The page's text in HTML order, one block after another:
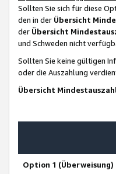
Sollten Sie sich für diese
den in der Übersicht
der Übersicht
und Schweden nicht
Sollten Sie keine gültigen
oder die Auszahlung
Übersicht
Option 1 (Überweisung)